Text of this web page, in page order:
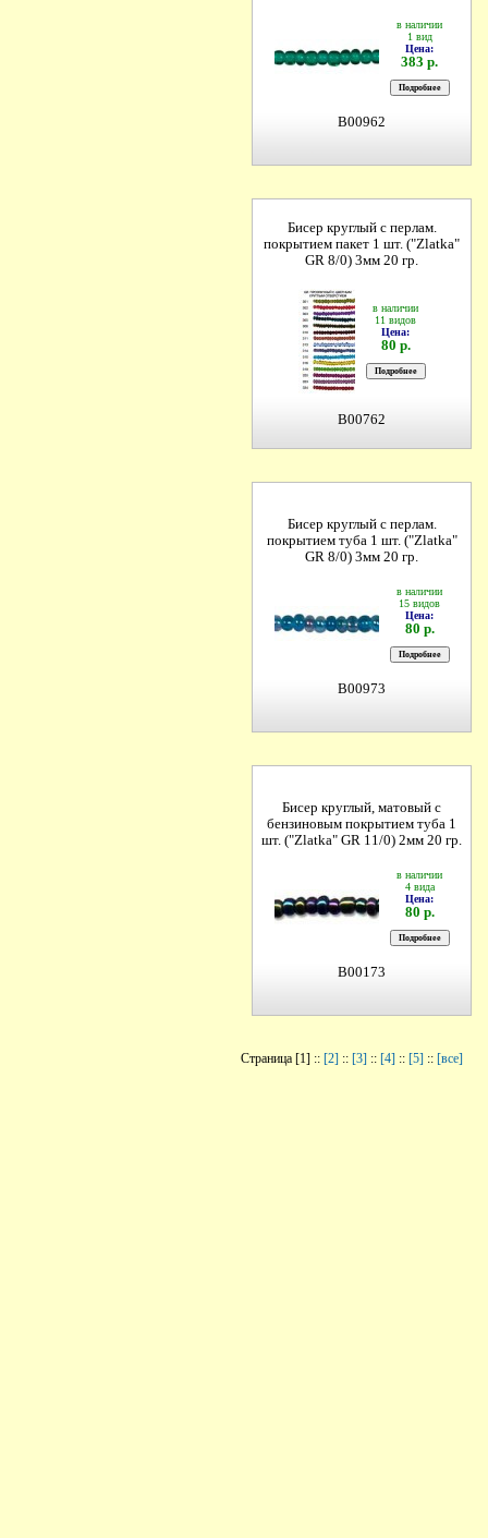
в наличии
1 вид
Цена:
383 р.
B00962
Бисер круглый с перлам.
покрытием пакет 1 шт. ("Zlatka"
GR 8/0) 3мм 20 гр.
в наличии
11 видов
Цена:
80 р.
B00762
Бисер круглый с перлам.
покрытием туба 1 шт. ("Zlatka"
GR 8/0) 3мм 20 гр.
в наличии
15 видов
Цена:
80 р.
B00973
Бисер круглый, матовый с
бензиновым покрытием туба 1
шт. ("Zlatka" GR 11/0) 2мм 20 гр.
в наличии
4 вида
Цена:
80 р.
B00173
Страница [1] :: [2] :: [3] :: [4] :: [5] :: [все]